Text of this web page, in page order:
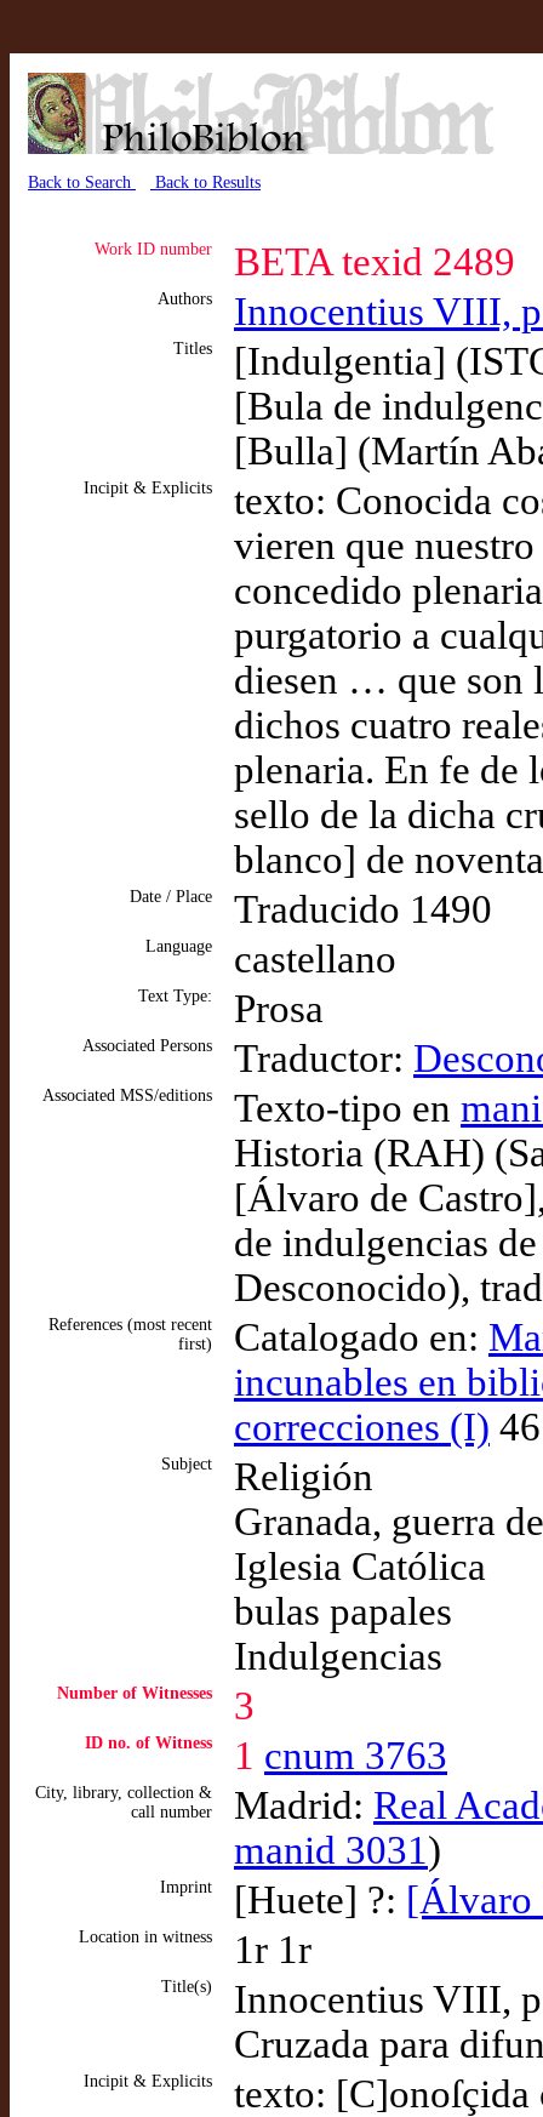
Back to Search Back to Results
Work ID number BETA texid 2489
Authors Innocentius VIII,
Titles
[Indulgentia]
[Bula de
[Bulla] (Martín
Incipit & Explicits
texto: Conocida
vieren que
concedido
purgatorio a
diesen … que son
dichos cuatro
plenaria. En fe de
sello de la dicha
blanco] de
Date / Place Traducido 1490
Language castellano
Text Type: Prosa
Associated Persons Traductor:
Associated MSS/editions Texto-tipo en
Historia (RAH)
[Álvaro de
de indulgencias
Desconocido),
References (most recent
first)
Catalogado en:
incunables en
correcciones (I)
Subject
Religión
Granada, guerra
Iglesia Católica
bulas papales
Indulgencias
Number of Witnesses 3
ID no. of Witness 1 cnum 3763
City, library, collection &
call number
Madrid: Real
manid 3031)
Imprint [Huete] ?: [Álvaro
Location in witness 1r 1r
Title(s)
Innocentius VIII,
Cruzada para
Incipit & Explicits
texto: [C]onoſçida